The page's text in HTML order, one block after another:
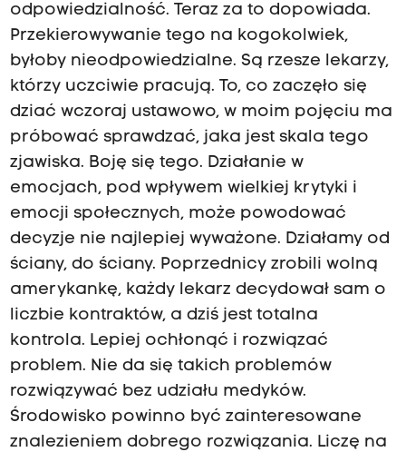
odpowiedzialność. Teraz za to dopowiada.
Przekierowywanie tego na kogokolwiek,
byłoby nieodpowiedzialne. Są rzesze lekarzy,
którzy uczciwie pracują. To, co zaczęło się
dziać wczoraj ustawowo, w moim pojęciu ma
próbować sprawdzać, jaka jest skala tego
zjawiska. Boję się tego. Działanie w
emocjach, pod wpływem wielkiej krytyki i
emocji społecznych, może powodować
decyzje nie najlepiej wyważone. Działamy od
ściany, do ściany. Poprzednicy zrobili wolną
amerykankę, każdy lekarz decydował sam o
liczbie kontraktów, a dziś jest totalna
kontrola. Lepiej ochłonąć i rozwiązać
problem. Nie da się takich problemów
rozwiązywać bez udziału medyków.
Środowisko powinno być zainteresowane
znalezieniem dobrego rozwiązania. Liczę na